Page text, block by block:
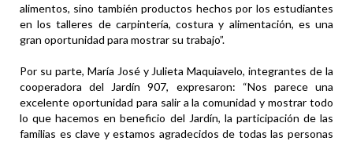
alimentos, sino también productos hechos por los estudiantes
en los talleres de carpintería, costura y alimentación, es una
gran oportunidad para mostrar su trabajo”.
Por su parte, María José y Julieta Maquiavelo, integrantes de la
cooperadora del Jardín 907, expresaron: “Nos parece una
excelente oportunidad para salir a la comunidad y mostrar todo
lo que hacemos en beneficio del Jardín, la participación de las
familias es clave y estamos agradecidos de todas las personas